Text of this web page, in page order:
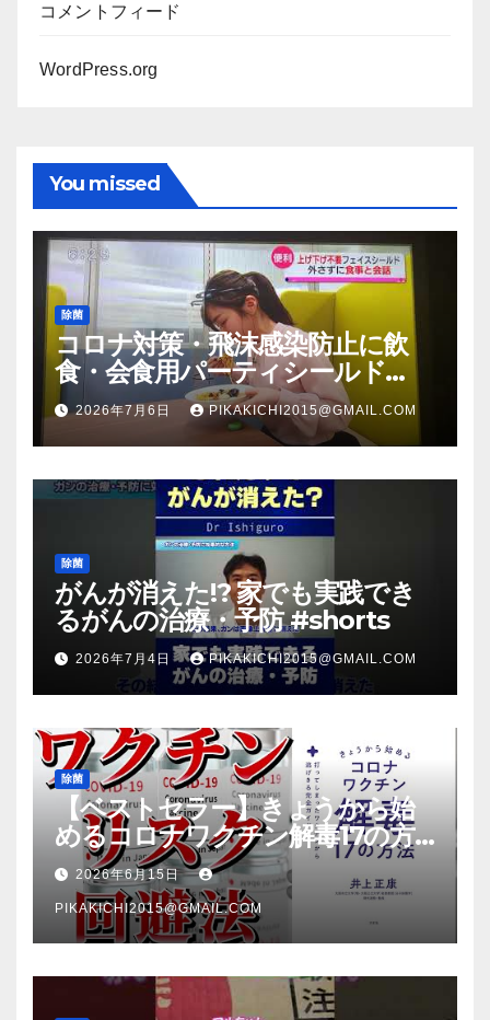
コメントフィード
WordPress.org
You missed
除菌
コロナ対策・飛沫感染防止に飲
食・会食用パーティシールド
（マスク会食代替品）ＦＢＣ福井
放送のＴＶ番組での紹介映像
2026年7月6日 PIKAKICHI2015@GMAIL.COM
除菌
がんが消えた!? 家でも実践でき
るがんの治療・予防 #shorts
2026年7月4日 PIKAKICHI2015@GMAIL.COM
除菌
【ベストセラー】きょうから始
めるコロナワクチン解毒17の方
法【本要約】
2026年6月15日
PIKAKICHI2015@GMAIL.COM